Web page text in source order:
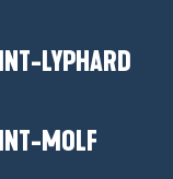
LYPHARD
MOLF
La Baule-
la convivialité